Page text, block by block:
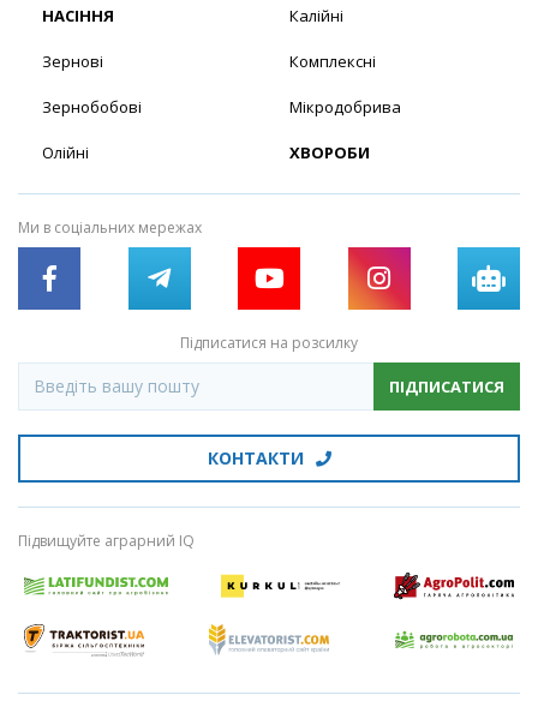
НАСІННЯ
Зернові
Зернобобові
Олійні
Калійні
Комплексні
Мікродобрива
ХВОРОБИ
Ми в соціальних мережах
Підписатися на розсилку
ПІДПИСАТИСЯ
КОНТАКТИ
Підвищуйте аграрний IQ